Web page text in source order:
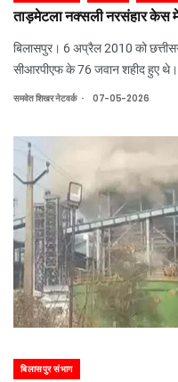
ताड़मेटला नक्सली नरसंहार केस में
बिलासपुर। 6 अप्रैल 2010 को
सीआरपीएफ के 76 जवान शहीद हुए
छत्तीसगढ़ हाईकोर्ट ने राज्य सरकार
समवेत शिखर नेटवर्क . 07-05-2026
बिलासपुर संभाग